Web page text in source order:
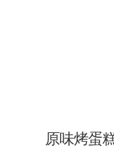
原味烤蛋